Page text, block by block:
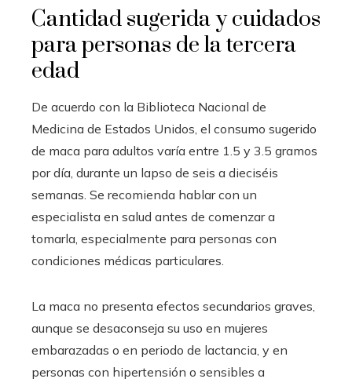
Cantidad sugerida y cuidados
para personas de la tercera
edad
De acuerdo con la Biblioteca Nacional de
Medicina de Estados Unidos, el consumo sugerido
de maca para adultos varía entre 1.5 y 3.5 gramos
por día, durante un lapso de seis a dieciséis
semanas. Se recomienda hablar con un
especialista en salud antes de comenzar a
tomarla, especialmente para personas con
condiciones médicas particulares.
La maca no presenta efectos secundarios graves,
aunque se desaconseja su uso en mujeres
embarazadas o en periodo de lactancia, y en
personas con hipertensión o sensibles a